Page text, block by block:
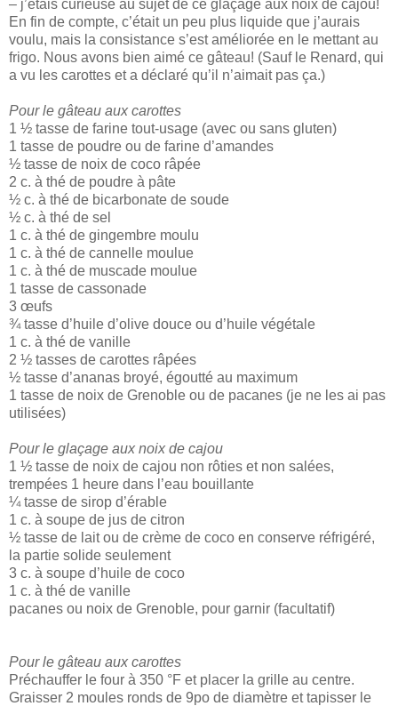
– j’étais curieuse au sujet de ce glaçage aux noix de cajou!
En fin de compte, c’était un peu plus liquide que j’aurais
voulu, mais la consistance s’est améliorée en le mettant au
frigo. Nous avons bien aimé ce gâteau! (Sauf le Renard, qui
a vu les carottes et a déclaré qu’il n’aimait pas ça.)
Pour le gâteau aux carottes
1 ½ tasse de farine tout-usage (avec ou sans gluten)
1 tasse de poudre ou de farine d’amandes
½ tasse de noix de coco râpée
2 c. à thé de poudre à pâte
½ c. à thé de bicarbonate de soude
½ c. à thé de sel
1 c. à thé de gingembre moulu
1 c. à thé de cannelle moulue
1 c. à thé de muscade moulue
1 tasse de cassonade
3 œufs
¾ tasse d’huile d’olive douce ou d’huile végétale
1 c. à thé de vanille
2 ½ tasses de carottes râpées
½ tasse d’ananas broyé, égoutté au maximum
1 tasse de noix de Grenoble ou de pacanes (je ne les ai pas
utilisées)
Pour le glaçage aux noix de cajou
1 ½ tasse de noix de cajou non rôties et non salées,
trempées 1 heure dans l’eau bouillante
¼ tasse de sirop d’érable
1 c. à soupe de jus de citron
½ tasse de lait ou de crème de coco en conserve réfrigéré,
la partie solide seulement
3 c. à soupe d’huile de coco
1 c. à thé de vanille
pacanes ou noix de Grenoble, pour garnir (facultatif)
Pour le gâteau aux carottes
Préchauffer le four à 350 °F et placer la grille au centre.
Graisser 2 moules ronds de 9po de diamètre et tapisser le